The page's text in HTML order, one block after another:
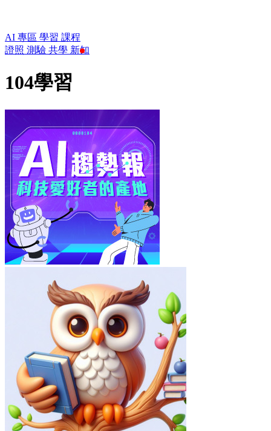
AI 專區 學習 課程
證照 測驗 共學 新知
104學習